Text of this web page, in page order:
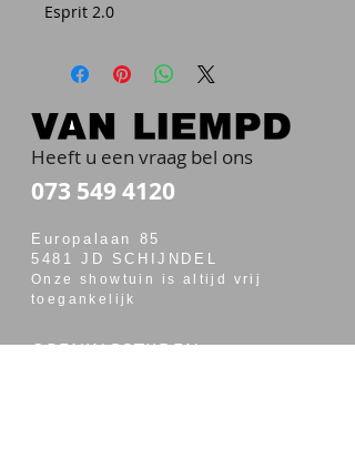
Esprit 2.0
Heeft u een vraag bel ons
073 549 4120
Europalaan 85
5481 JD SCHIJNDEL
Onze showtuin is altijd vrij
toegankelijk
OPENINGSTIJDEN